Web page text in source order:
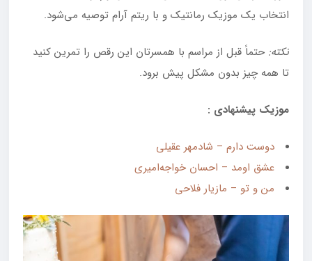
انتخاب یک موزیک رمانتیک و با ریتم آرام توصیه می‌شود.
نکته: حتماً قبل از مراسم با همسرتان این رقص را تمرین کنید
تا همه چیز بدون مشکل پیش برود.
موزیک پیشنهادی :
دوست دارم – شادمهر عقیلی
عشق اومد – احسان خواجه‌امیری
من و تو – مازیار فلاحی